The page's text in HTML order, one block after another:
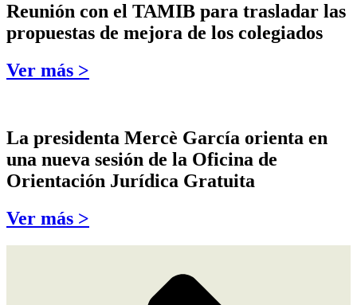
Reunión con el TAMIB para trasladar las
propuestas de mejora de los colegiados
Ver más >
La presidenta Mercè García orienta en
una nueva sesión de la Oficina de
Orientación Jurídica Gratuita
Ver más >